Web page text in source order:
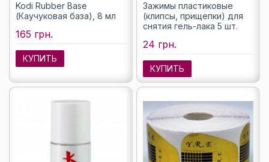
Kodi Rubber Base
(Каучуковая база), 8 мл
165 грн.
КУПИТЬ
Зажимы пластиковые
(клипсы, прищепки) для
снятия гель-лака 5 шт.
24 грн.
КУПИТЬ